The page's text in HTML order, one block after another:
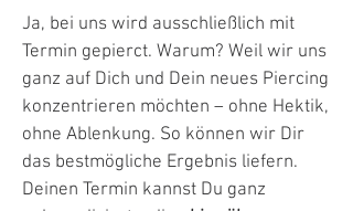
Ja, bei uns wird ausschließlich mit
Termin gepierct. Warum? Weil wir uns
ganz auf Dich und Dein neues Piercing
konzentrieren möchten – ohne Hektik,
ohne Ablenkung. So können wir Dir
das bestmögliche Ergebnis liefern.
Deinen Termin kannst Du ganz